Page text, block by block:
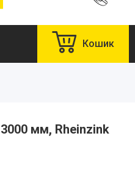
Кошик
мм, Rheinzink